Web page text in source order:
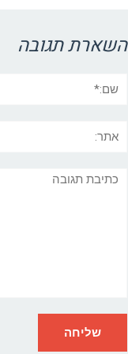
השארת תגובה